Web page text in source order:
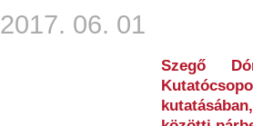
2017. 06. 01
Szegő